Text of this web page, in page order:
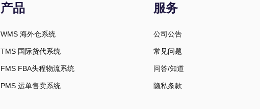
产品
WMS 海外仓系统
TMS 国际货代系统
FMS FBA头程物流系统
PMS 运单售卖系统
服务
公司公告
常见问题
问答/知道
隐私条款